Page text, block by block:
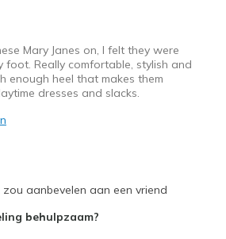
are for Wearing
Mary Janes on, I felt they were
foot. Really comfortable, stylish and
enough heel that makes them
dresses and slacks.
zou aanbevelen aan een vriend
behulpzaam?